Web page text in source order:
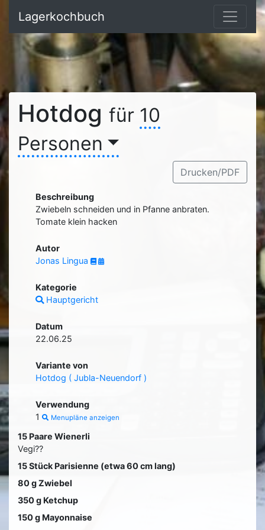
Lagerkochbuch
Hotdog für 10
Personen
Drucken/PDF
Beschreibung
Zwiebeln schneiden und in Pfanne anbraten.
Tomate klein hacken
Autor
Jonas Lingua
Kategorie
Hauptgericht
Datum
22.06.25
Variante von
Hotdog ( Jubla-Neuendorf )
Verwendung
1
Menupläne anzeigen
15 Paare Wienerli
Vegi??
15 Stück Parisienne (etwa 60 cm lang)
80 g Zwiebel
350 g Ketchup
150 g Mayonnaise